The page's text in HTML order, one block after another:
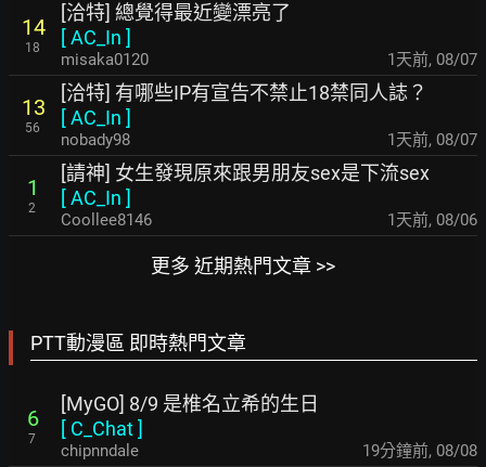
14
18
[洽特] 總覺得最近變漂亮了
[AC_In ]
misaka0120 1天前, 08/07
13
56
[洽特] 有哪些IP有宣告不禁止18禁同人誌？
[AC_In ]
nobady98 1天前, 08/07
1
2
[請神] 女生發現原來跟男朋友sex是下流sex
[AC_In ]
Coollee8146 1天前, 08/06
更多 近期熱門文章 >>
PTT動漫區 即時熱門文章
6
7
[MyGO] 8/9 是椎名立希的生日
[ C_Chat]
chipnndale 19分鐘前, 08/08